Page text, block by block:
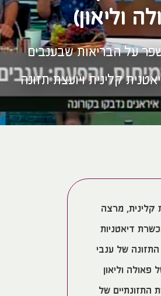
וליאון)
שפר על הבריאות שבענבים
קלינית ויועצת תזונה
קלינית, מרצה
דיאטניות
של ענבי
פאולה וליאון
התזונתיים של